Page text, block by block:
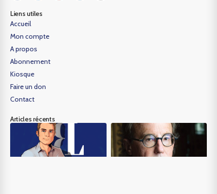
Liens utiles
Accueil
Mon compte
A propos
Abonnement
Kiosque
Faire un don
Contact
Articles récents